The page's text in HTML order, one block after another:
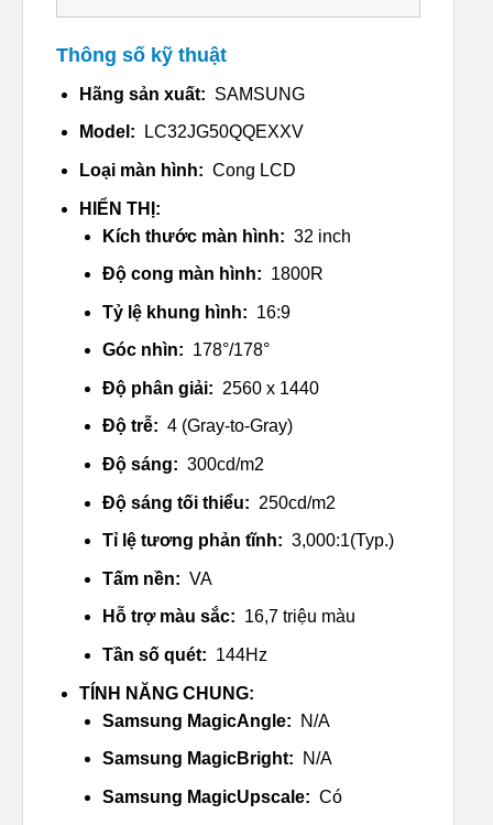
Thông số kỹ thuật
Hãng sản xuất: SAMSUNG
Model: LC32JG50QQEXXV
Loại màn hình: Cong LCD
HIỂN THỊ:
Kích thước màn hình: 32 inch
Độ cong màn hình: 1800R
Tỷ lệ khung hình: 16:9
Góc nhìn: 178°/178°
Độ phân giải: 2560 x 1440
Độ trễ: 4 (Gray-to-Gray)
Độ sáng: 300cd/m2
Độ sáng tối thiểu: 250cd/m2
Tỉ lệ tương phản tĩnh: 3,000:1(Typ.)
Tấm nền: VA
Hỗ trợ màu sắc: 16,7 triệu màu
Tần số quét: 144Hz
TÍNH NĂNG CHUNG:
Samsung MagicAngle:
N/A
Samsung MagicBright: N/A
Samsung MagicUpscale: Có